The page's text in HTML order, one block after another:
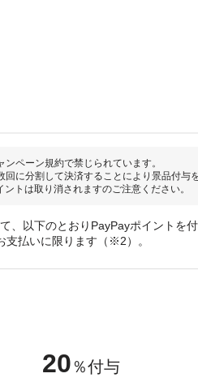
ペーン規約で禁じられています。
に分割して決済することにより景品付与
トは取り消されますのご注意ください。
、以下のとおりPayPayポイントを
支払いに限ります（※2）。
20 ％付与